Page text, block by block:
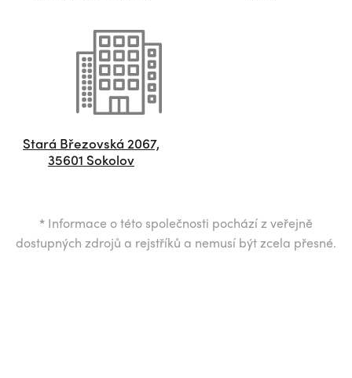
Stará Březovská 2067,
35601 Sokolov
* Informace o této společnosti pochází z veřejně
dostupných zdrojů a rejstříků a nemusí být zcela přesné.